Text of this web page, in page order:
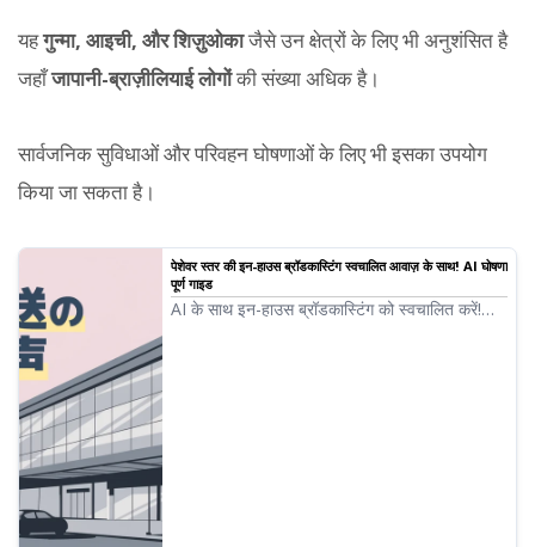
यहगुन्मा, आइची, और शिज़ुओकाजैसे उन क्षेत्रों के लिए भी अनुशंसित है
जहाँजापानी-ब्राज़ीलियाई लोगोंकी संख्या अधिक है।
सार्वजनिक सुविधाओं और परिवहन घोषणाओं के लिए भी इसका उपयोग
किया जा सकता है।
पेशेवर स्तर की इन-हाउस ब्रॉडकास्टिंग स्वचालित आवाज़ के साथ! AI घोषणा
पूर्ण गाइड
AI के साथ इन-हाउस ब्रॉडकास्टिंग को स्वचालित करें!